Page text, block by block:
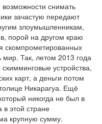
снимать
зачастую передают
злоумышленникам,
порой на другом краю
скомпрометированных
мир. Так, летом 2013 года
устройства,
карт, а деньги потом
Никарагуа. Ещё
никогда не был в
этой стране
крупную сумму.